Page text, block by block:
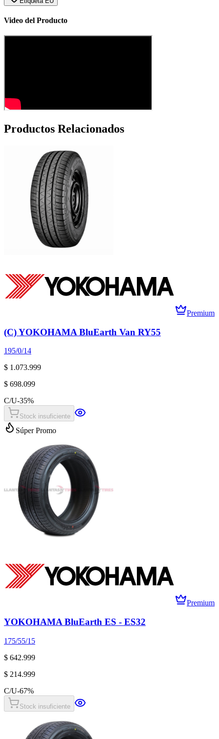
Video del Producto
Productos Relacionados
Premium
(C) YOKOHAMA BluEarth Van RY55
195/0/14
$ 1.073.999
$ 698.099
C/U-35%
Stock insuficiente
Súper Promo
Premium
YOKOHAMA BluEarth ES - ES32
175/55/15
$ 642.999
$ 214.999
C/U-67%
Stock insuficiente